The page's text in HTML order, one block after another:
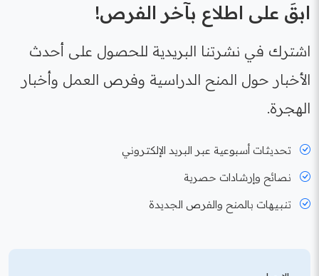
ابقَ على اطلاع بآخر الفرص!
اشترك في نشرتنا البريدية للحصول على أحدث
الأخبار حول المنح الدراسية وفرص العمل وأخبار
الهجرة.
تحديثات أسبوعية عبر البريد الإلكتروني
نصائح وإرشادات حصرية
تنبيهات بالمنح والفرص الجديدة